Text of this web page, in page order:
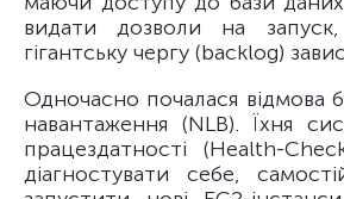
видати дозволи на
гігантську чергу (backlog)
Одночасно почалася відмова
навантаження (NLB). Їхня
працездатності (Health-
діагностувати себе,